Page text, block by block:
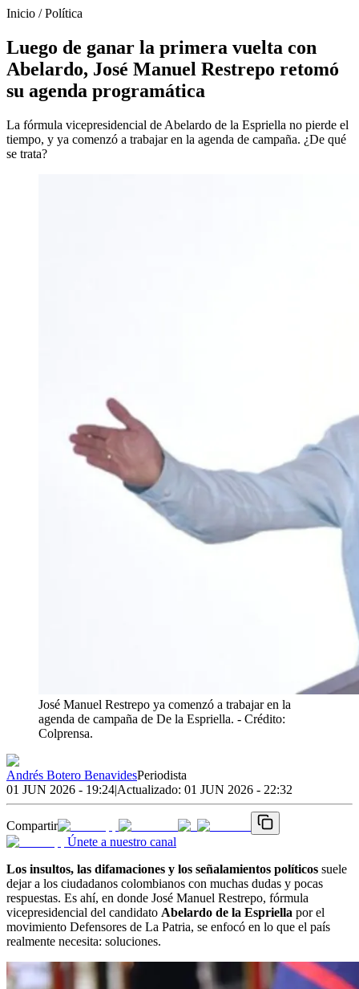
Inicio /Política
Luego de ganar la primera vuelta con
Abelardo, José Manuel Restrepo retomó
su agenda programática
La fórmula vicepresidencial de Abelardo de la Espriella no pierde el
tiempo, y ya comenzó a trabajar en la agenda de campaña. ¿De qué
se trata?
José Manuel Restrepo ya comenzó a trabajar en la
agenda de campaña de De la Espriella. - Crédito:
Colprensa.
Andrés Botero BenavidesPeriodista
01 JUN 2026 - 19:24|Actualizado: 01 JUN 2026 - 22:32
Compartir
Únete a nuestro canal
Los insultos, las difamaciones y los señalamientos políticos suele
dejar a los ciudadanos colombianos con muchas dudas y pocas
respuestas. Es ahí, en donde José Manuel Restrepo, fórmula
vicepresidencial del candidato Abelardo de la Espriella por el
movimiento Defensores de La Patria, se enfocó en lo que el país
realmente necesita: soluciones.